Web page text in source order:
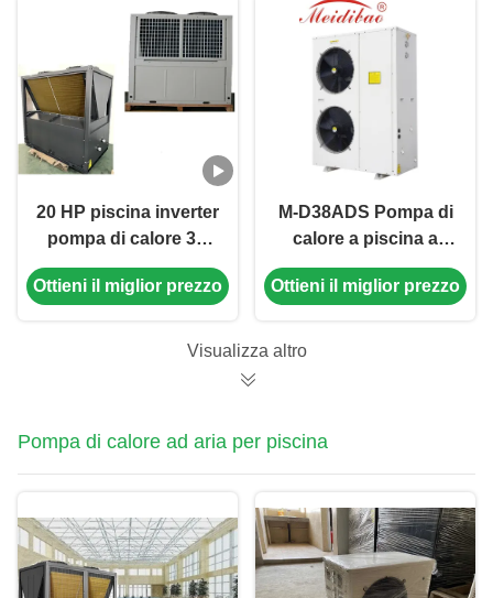
20 HP piscina inverter
pompa di calore 3P
380V 60Hz
alimentazione
Ottieni il miglior prezzo
M-D38ADS Pompa di
calore a piscina a
inverter completo
Ottieni il miglior prezzo
Visualizza altro
Pompa di calore ad aria per piscina